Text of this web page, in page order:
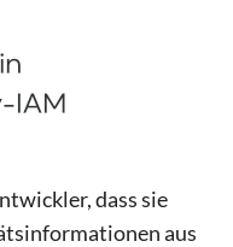
IAM
dass sie
aus